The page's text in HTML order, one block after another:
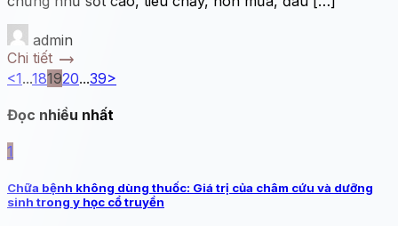
admin
Chi tiết trending_flat
<1...181920...39>
Đọc nhiều nhất
1
Chữa bệnh không dùng thuốc: Giá trị của châm cứu và dưỡng
sinh trong y học cổ truyền